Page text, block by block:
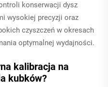
konserwacji dysz
wysokiej precyzji oraz
czyszczeń w okresach
optymalnej wydajności.
kalibracja na
kubków?